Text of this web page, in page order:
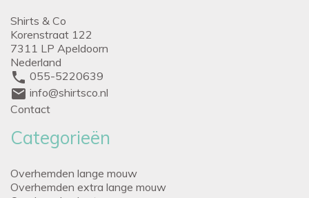
Shirts & Co
Korenstraat 122
7311 LP Apeldoorn
Nederland
phone 055-5220639
mail info@shirtsco.nl
Contact
Categorieën
Overhemden lange mouw
Overhemden extra lange mouw